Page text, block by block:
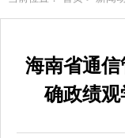
海南省通
确政绩